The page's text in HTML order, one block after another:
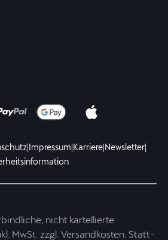
|Impressum|Karriere|Newsletter|
nicht kartellierte
MwSt. zzgl. Versandkosten. Statt-